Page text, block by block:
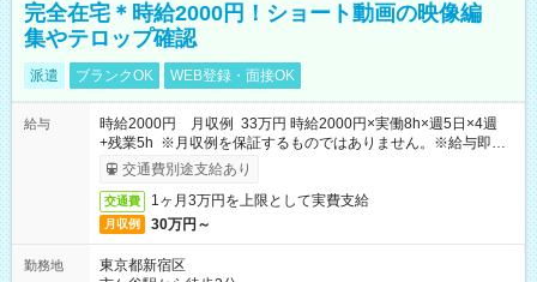
完全在宅＊時給2000円！ショート動画の映像編
集やテロップ確認
派遣 ブランクOK WEB登録・面接OK
給与
時給2000円 月収例 33万円 時給2000円×実働8h×週5日×4週
+残業5h ※月収例を保証するものではありません。※給与即受
取りサービス利用可（利用条件有）
交通費別途支給あり
交通費 1ヶ月3万円を上限として実費支給
月収例 30万円～
勤務地
東京都新宿区